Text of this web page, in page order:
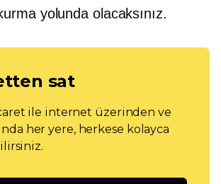
yolunda olacaksınız.
sat
ile internet üzerinden ve
her yere, herkese kolayca